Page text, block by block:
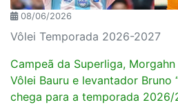
08/06/2026
Vôlei Temporada 2026-2027
Campeã da Superliga,
Vôlei Bauru e levantador Bruno
chega para a temporada 2026/